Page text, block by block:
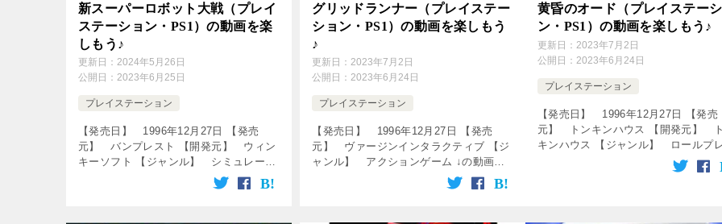
新スーパーロボット大戦（プレイ
ステーション・PS1）の動画を楽
しもう♪
更新日： 2024年5月26日
公開日： 2023年6月25日
プレイステーション
【発売日】 1996年12月27日 【発売
元】 バンプレスト 【開発元】 ウィン
キーソフト 【ジャンル】 シミュレーシ
ョンロールプレイングゲーム ↓の動画を
クリック！動画を楽しめます♪ [csshop
グリッドランナー（プレイステー
ション・PS1）の動画を楽しもう
♪
更新日：2023年7月2日
公開日：2023年6月24日
プレイステーション
【発売日】 1996年12月27日 【発売
元】 ヴァージンインタラクティブ 【ジ
ャンル】 アクションゲーム ↓の動画を
クリック！動画を楽しめます♪ [csshop
黄昏のオード（プレイステー
ン・PS1）の動画を楽しもう♪
更新日： 2023年7月2日
公開日： 2023年6月24日
プレイステーション
【発売日】 1996年12月27日 【発売
元】 トンキンハウス 【開発元】
キンハウス 【ジャンル】 ロールプ
ングゲーム ↓の動画をクリック！動画
楽しめます♪ [csshop service=”ra […]